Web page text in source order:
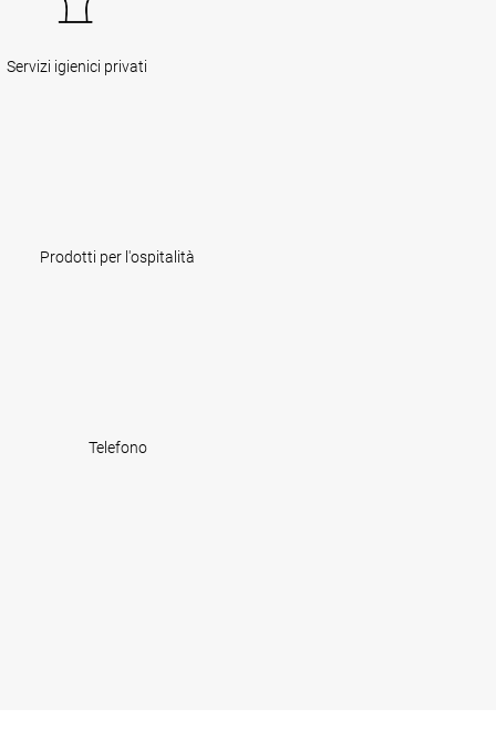
Servizi igienici privati
Prodotti per l'ospitalità
Telefono